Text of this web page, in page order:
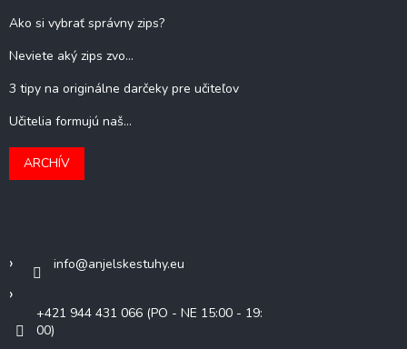
Ako si vybrať správny zips?
Neviete aký zips zvo...
3 tipy na originálne darčeky pre učiteľov
Učitelia formujú naš...
ARCHÍV
info@anjelskestuhy.eu
+421 944 431 066 (PO - NE 15:00 - 19:
00)